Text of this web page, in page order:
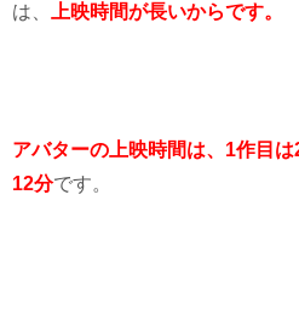
は、
上映時間が長いからです。
アバターの上映時間は、 1作目
12分です。